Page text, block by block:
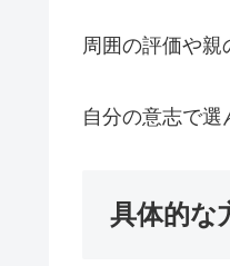
周囲の評価や親
自分の意志で選
具体的な